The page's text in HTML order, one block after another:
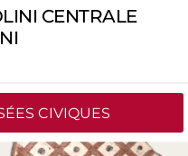
CENTRALE
CIVIQUES